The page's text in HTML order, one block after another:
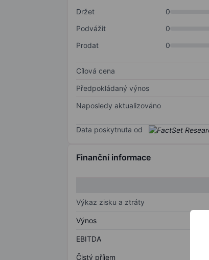
Držet
0
Podvážit
0
Prodat
0
Cílová cena
Předpokládaný výnos
Naposledy aktualizováno
Data poskytnuta od
Finanční informace
Výkaz zisku a ztráty
Výnos
EBITDA
Čistý příjem